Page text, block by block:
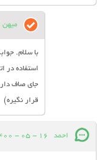
میهن
با سلام.
استفاده در
جای صاف
قرار نگیره)
احمد 16 - 05 - 1400